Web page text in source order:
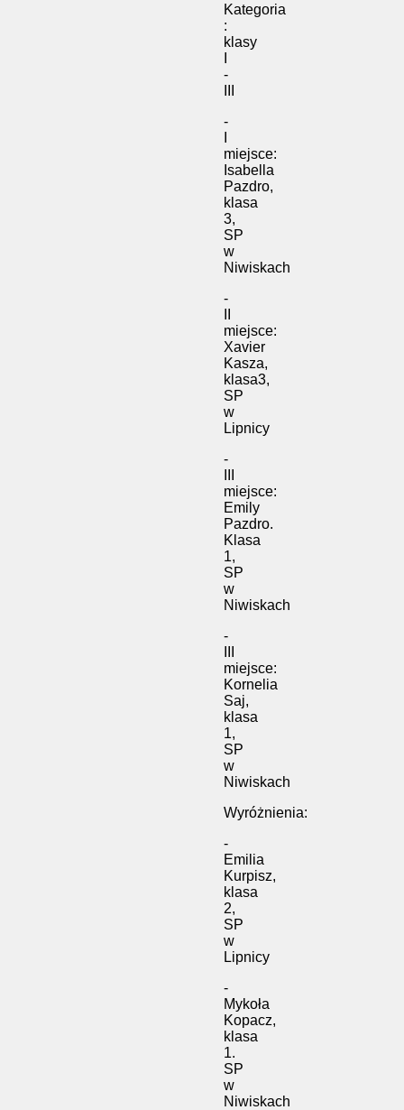
Kategoria
:
klasy
-
-
miejsce:
Isabella
Pazdro,
klasa
3,
SP
w
Niwiskach
-
miejsce:
Xavier
Kasza,
klasa3,
SP
w
Lipnicy
-
miejsce:
Emily
Pazdro.
Klasa
1,
SP
w
Niwiskach
-
miejsce:
Kornelia
Saj,
klasa
1,
SP
w
Niwiskach
Wyróżnienia:
-
Emilia
Kurpisz,
klasa
2,
SP
w
Lipnicy
-
Mykoła
Kopacz,
klasa
1.
SP
w
Niwiskach